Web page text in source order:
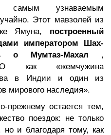
самым узнаваемым
Этот мавзолей из
Ямуна, построенный
императором Шах-
о Мумтаз-Махал ,
как «жемчужина
в Индии и один из
мирового наследия».
прежнему остается тем,
поездок: не только
но и благодаря тому, как